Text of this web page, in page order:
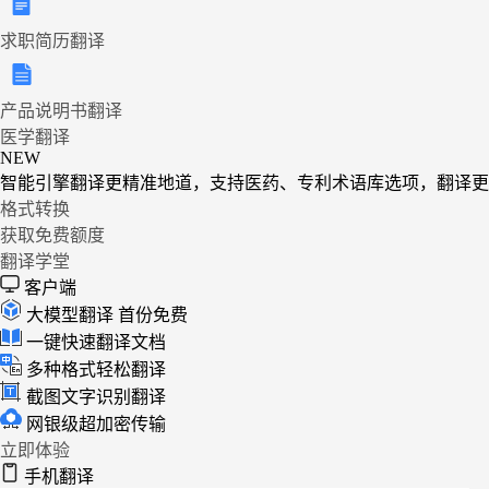
求职简历翻译
产品说明书翻译
医学翻译
NEW
智能引擎翻译更精准地道，支持医药、专利术语库选项，翻译
格式转换
获取免费额度
翻译学堂
客户端
大模型翻译 首份免费
一键快速翻译文档
多种格式轻松翻译
截图文字识别翻译
网银级超加密传输
立即体验
手机翻译